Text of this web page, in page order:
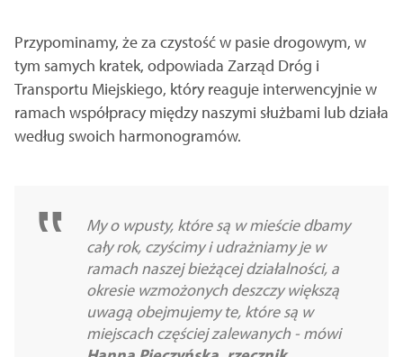
Przypominamy, że za czystość w pasie drogowym, w
tym samych kratek, odpowiada Zarząd Dróg i
Transportu Miejskiego, który reaguje interwencyjnie w
ramach współpracy między naszymi służbami lub działa
według swoich harmonogramów.
My o wpusty, które są w mieście dbamy
cały rok, czyścimy i udrażniamy je w
ramach naszej bieżącej działalności, a
okresie wzmożonych deszczy większą
uwagą obejmujemy te, które są w
miejscach częściej zalewanych - mówi